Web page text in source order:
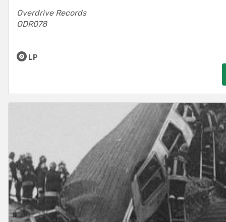
Overdrive Records
ODR078
LP